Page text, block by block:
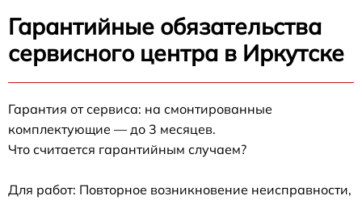
Гарантийные обязательства
сервисного центра в Иркутске
Гарантия от сервиса: на смонтированные
комплектующие — до 3 месяцев.
Что считается гарантийным случаем?
Для работ: Повторное возникновение неисправности,